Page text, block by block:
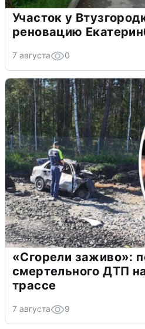
Участок у
реновацию
7 августа 0
«Сгорели заживо»:
смертельного ДТП
трассе
7 августа 9